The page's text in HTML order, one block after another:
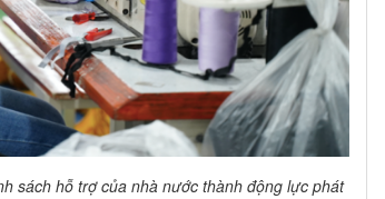
sách hỗ trợ của nhà nước thành động lực phát